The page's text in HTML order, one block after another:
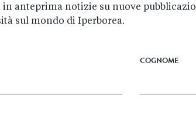
Frank
in anteprima notizie su nuove
sul mondo di Iperborea.
COGNOME